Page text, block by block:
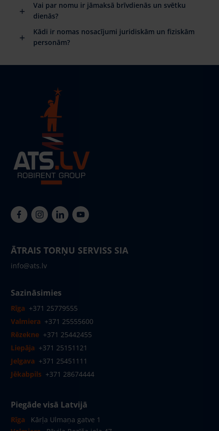
Vai par nomu ir jāmaksā brīvdienās un svētku
dienās?
Kādi ir nomas nosacījumi juridiskām un fiziskām
personām?
ĀTRAIS TORŅU SERVISS SIA
info@ats.lv
Sazināsimies
Rīga +371 25779555
Valmiera +371 25555600
Rēzekne +371 25442455
Liepāja +371 25151121
Jelgava +371 25451111
Jēkabpils +371 28674444
Piegāde visā Latvijā
Rīga
Kārļa Ulmaņa gatve 1